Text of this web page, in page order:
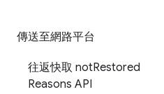
傳送至網路平台
往返快取 notRestored
Reasons API